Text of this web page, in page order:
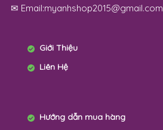
✉ Email:myanhshop2015@gmail.com
Giới Thiệu
Liên Hệ
Hướng dẫn mua hàng